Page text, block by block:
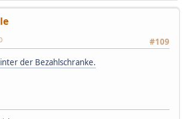
#109
der Bezahlschranke.